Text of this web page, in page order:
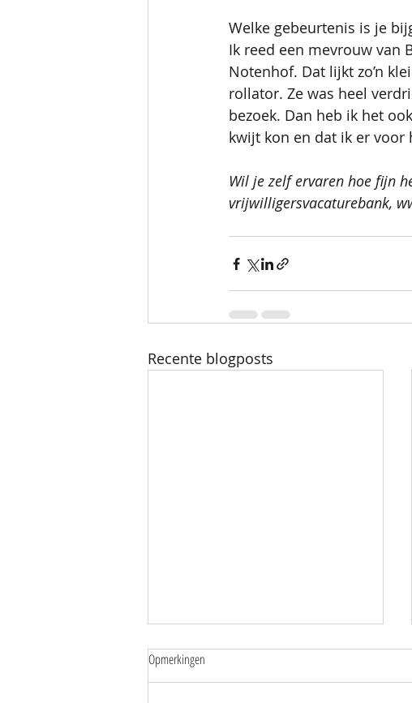
Welke gebeurtenis is je
Ik reed een mevrouw van
Notenhof. Dat lijkt zo’n
rollator. Ze was heel
bezoek. Dan heb ik het
kwijt kon en dat ik er voor
Wil je zelf ervaren hoe fijn
vrijwilligersvacaturebank,
Recente blogposts
Opmerkingen